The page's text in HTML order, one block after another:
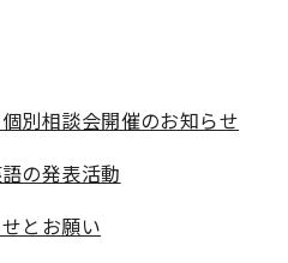
別相談会開催のお知らせ
の発表活動
とお願い